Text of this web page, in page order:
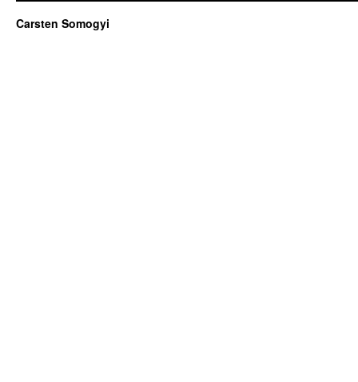
Carsten Somogyi